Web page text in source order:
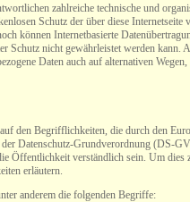
zahlreiche technische und
Schutz der über diese Internetseite
können Internetbasierte
Schutz nicht gewährleistet werden kann.
Daten auch auf alternativen
den Begrifflichkeiten, die durch den
Datenschutz-Grundverordnung (DS-
Öffentlichkeit verständlich sein. Um dies
erläutern.
anderem die folgenden Begriffe: